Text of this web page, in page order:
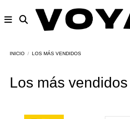
INICIO LOS MÁS VENDIDOS
Los más vendidos